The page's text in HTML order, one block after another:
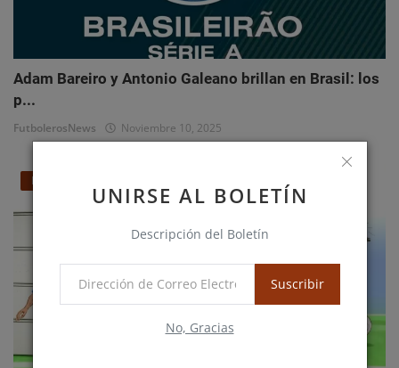
UNIRSE AL BOLETÍN
Descripción del Boletín
Suscribir
No, Gracias
Adam Bareiro y Antonio Galeano brillan en Brasil: los
p...
FutbolerosNews Noviembre 10, 2025
Nacionales